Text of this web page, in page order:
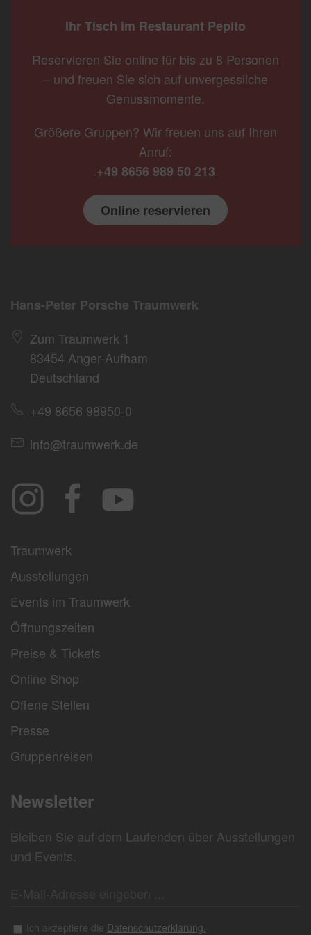
Ihr Tisch im Restaurant Pepito
Reservieren Sie online für bis zu 8 Personen
– und freuen Sie sich auf unvergessliche
Genussmomente.
Größere Gruppen? Wir freuen uns auf Ihren
Anruf:
+49 8656 989 50 213
Online reservieren
Hans-Peter Porsche Traumwerk
Zum Traumwerk 1
83454 Anger-Aufham
Deutschland
+49 8656 98950-0
info@traumwerk.de
Traumwerk
Ausstellungen
Events im Traumwerk
Öffnungszeiten
Preise & Tickets
Online Shop
Offene Stellen
Presse
Gruppenreisen
Newsletter
Bleiben Sie auf dem Laufenden über Ausstellungen
und Events.
Ich akzeptiere die Datenschutzerklärung.